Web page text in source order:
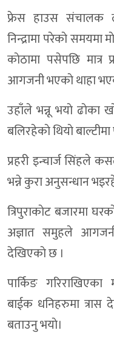
फ्रेस हाउस संचालक
निन्द्रामा परेकाे
काेठामा पसेपछि मात्र
आगजनी भएकाे थाहा
उहाँले भन्नू भयाे ढाेका
बलिरहेकाे थियाे
प्रहरी इन्चार्ज सिंहले
भन्ने कुरा अनुसन्धान
त्रिपुराकाेट बजारमा
अज्ञात समुहले
देखिएकाे छ ।
पार्किङ
बाईक धनिहरुमा त्रास
बताउनु भयाे।